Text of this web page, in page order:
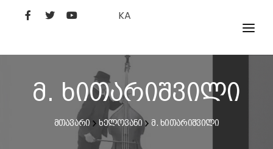
KA
ᲤᲘᲚᲛᲔᲑᲘ
ᲮᲔᲚᲝᲕᲐᲜᲘ
ᲙᲘᲜᲝᲡᲢᲣᲓᲘᲐ
ᲙᲘᲜᲝᲐᲙᲐᲓᲔᲛᲘᲐ
მ. ხითარიშვილი
მთავარი ხელოვანი მ. ხითარიშვილი